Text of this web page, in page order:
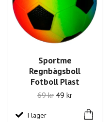
Sportme
Regnbågsboll
Fotboll Plast
69 kr 49 kr
I lager